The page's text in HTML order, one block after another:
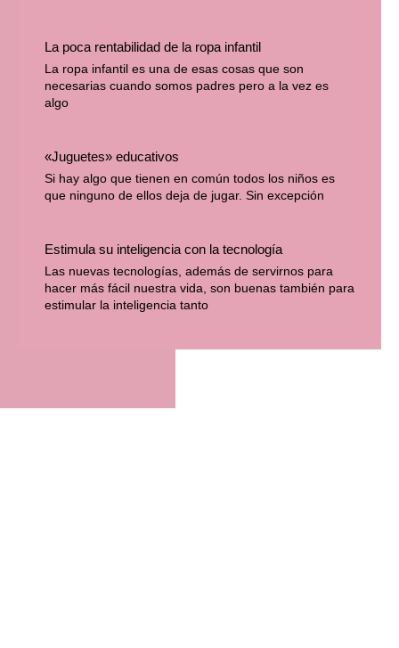
La poca rentabilidad de la ropa infantil
La ropa infantil es una de esas cosas que son
necesarias cuando somos padres pero a la vez es
algo
«Juguetes» educativos
Si hay algo que tienen en común todos los niños es
que ninguno de ellos deja de jugar. Sin excepción
Estimula su inteligencia con la tecnología
Las nuevas tecnologías, además de servirnos para
hacer más fácil nuestra vida, son buenas también para
estimular la inteligencia tanto